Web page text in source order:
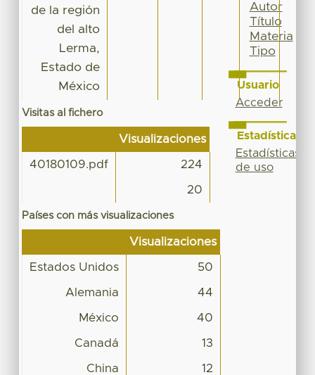
de la región
del alto
Lerma,
Estado de
México
Visitas al fichero
Visualizaciones
40180109.pdf 224
20
Países con más visualizaciones
Visualizaciones
Estados Unidos 50
Alemania 44
México 40
Canadá 13
China 12
Autor
Título
Materia
Tipo
Usuario
Acceder
Estadísticas
Estadísticas
de uso